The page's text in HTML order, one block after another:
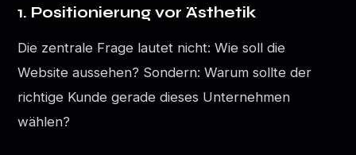
1. Positionierung vor Ästhetik
Die zentrale Frage lautet nicht: Wie soll die
Website aussehen? Sondern: Warum sollte der
richtige Kunde gerade dieses Unternehmen
wählen?